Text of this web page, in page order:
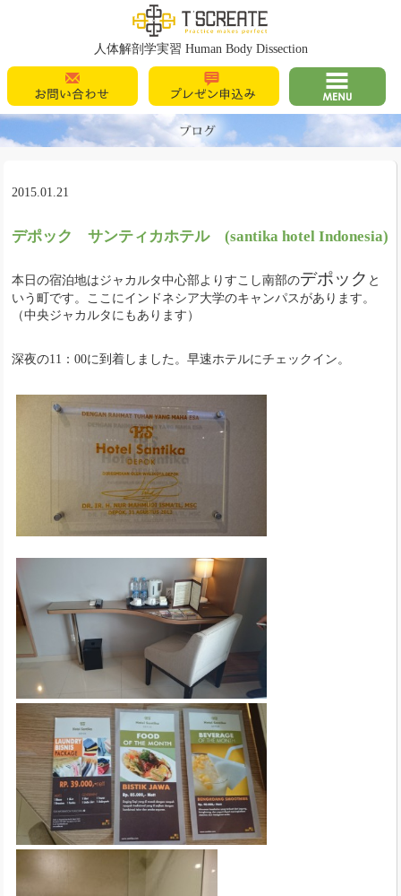
T's Create
人体解剖学実習 Human Body Dissection
お問い合わせ
プレゼン申込
み
MENU
2015.01.21
デポック サンティカホテル (santika hotel Indonesia)
本日の宿泊地はジャカルタ中心部よりすこし南部のデポック と
いう町です。ここにインドネシア大学のキャンパスがあります。
（中央ジャカルタにもあります）
深夜の11：00に到着しました。早速ホテルにチェックイン。